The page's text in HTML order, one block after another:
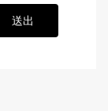
送出